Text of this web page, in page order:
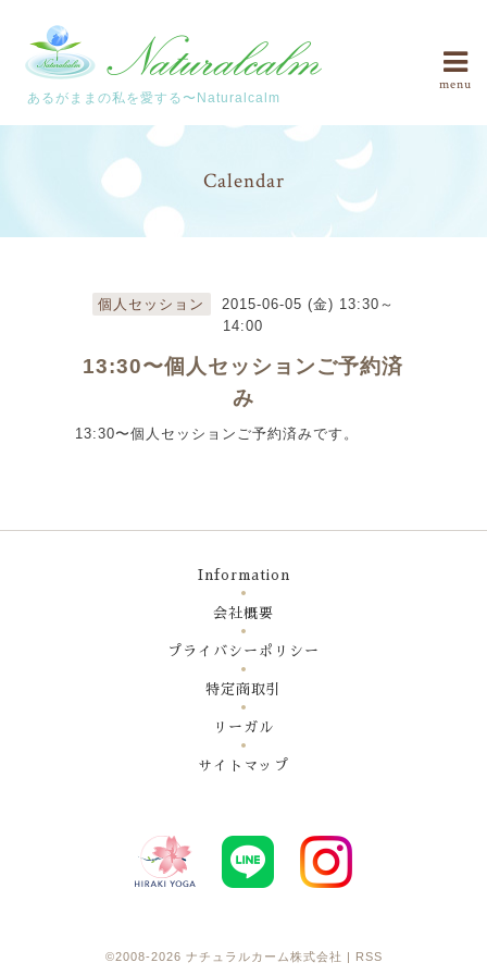
あるがままの私を愛する〜Naturalcalm
menu
Calendar
個人セッション
2015-06-05 (金) 13:30～
14:00
13:30〜個人セッションご予約済
み
13:30〜個人セッションご予約済みです。
Information
会社概要
プライバシーポリシー
特定商取引
リーガル
サイトマップ
©2008-2026 ナチュラルカーム株式会社 RSS